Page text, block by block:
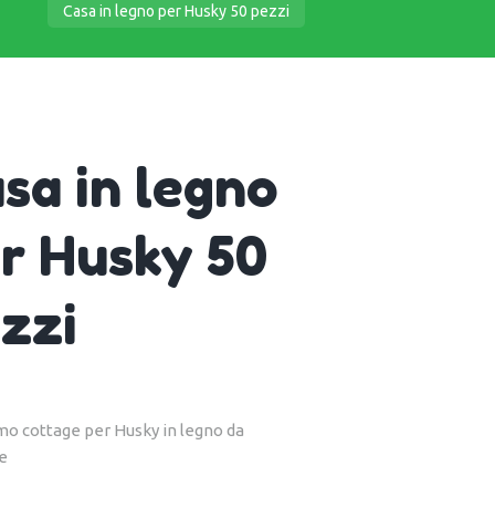
Casa in legno per Husky 50 pezzi
in legno
Husky 50
cottage per Husky in legno da